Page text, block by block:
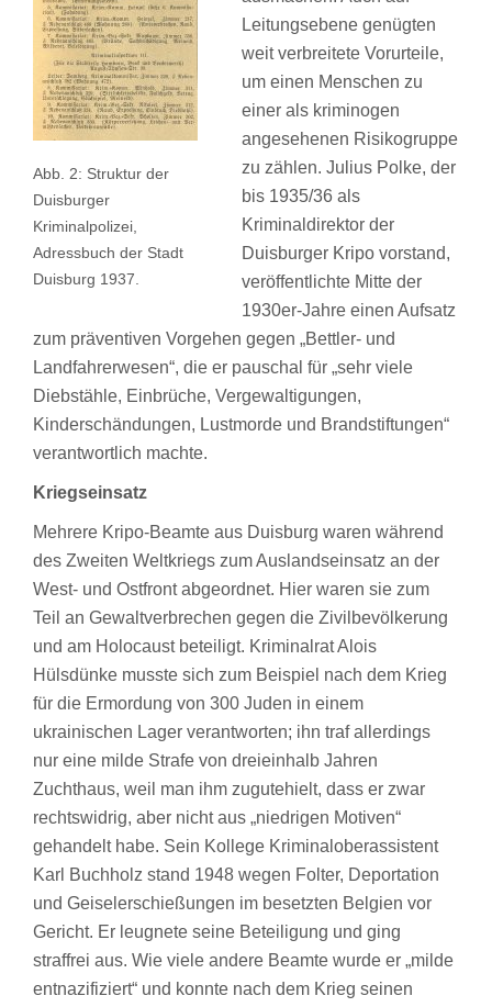
Abb. 2: Struktur der
Duisburger
Kriminalpolizei,
Adressbuch der Stadt
Duisburg 1937.
Leitungsebene genügten
weit verbreitete Vorurteile,
um einen Menschen zu
einer als kriminogen
angesehenen Risikogruppe
zu zählen. Julius Polke, der
bis 1935/36 als
Kriminaldirektor der
Duisburger Kripo vorstand,
veröffentlichte Mitte der
1930er-Jahre einen Aufsatz
zum präventiven Vorgehen gegen „Bettler- und
Landfahrerwesen“, die er pauschal für „sehr viele
Diebstähle, Einbrüche, Vergewaltigungen,
Kinderschändungen, Lustmorde und Brandstiftungen“
verantwortlich machte.
Kriegseinsatz
Mehrere Kripo-Beamte aus Duisburg waren während
des Zweiten Weltkriegs zum Auslandseinsatz an der
West- und Ostfront abgeordnet. Hier waren sie zum
Teil an Gewaltverbrechen gegen die Zivilbevölkerung
und am Holocaust beteiligt. Kriminalrat Alois
Hülsdünke musste sich zum Beispiel nach dem Krieg
für die Ermordung von 300 Juden in einem
ukrainischen Lager verantworten; ihn traf allerdings
nur eine milde Strafe von dreieinhalb Jahren
Zuchthaus, weil man ihm zugutehielt, dass er zwar
rechtswidrig, aber nicht aus „niedrigen Motiven“
gehandelt habe. Sein Kollege Kriminaloberassistent
Karl Buchholz stand 1948 wegen Folter, Deportation
und Geiselerschießungen im besetzten Belgien vor
Gericht. Er leugnete seine Beteiligung und ging
straffrei aus. Wie viele andere Beamte wurde er „milde
entnazifiziert“ und konnte nach dem Krieg seinen